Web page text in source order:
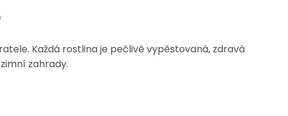
Každá rostlina je pečlivě vypěstovaná, zdravá
zahrady.